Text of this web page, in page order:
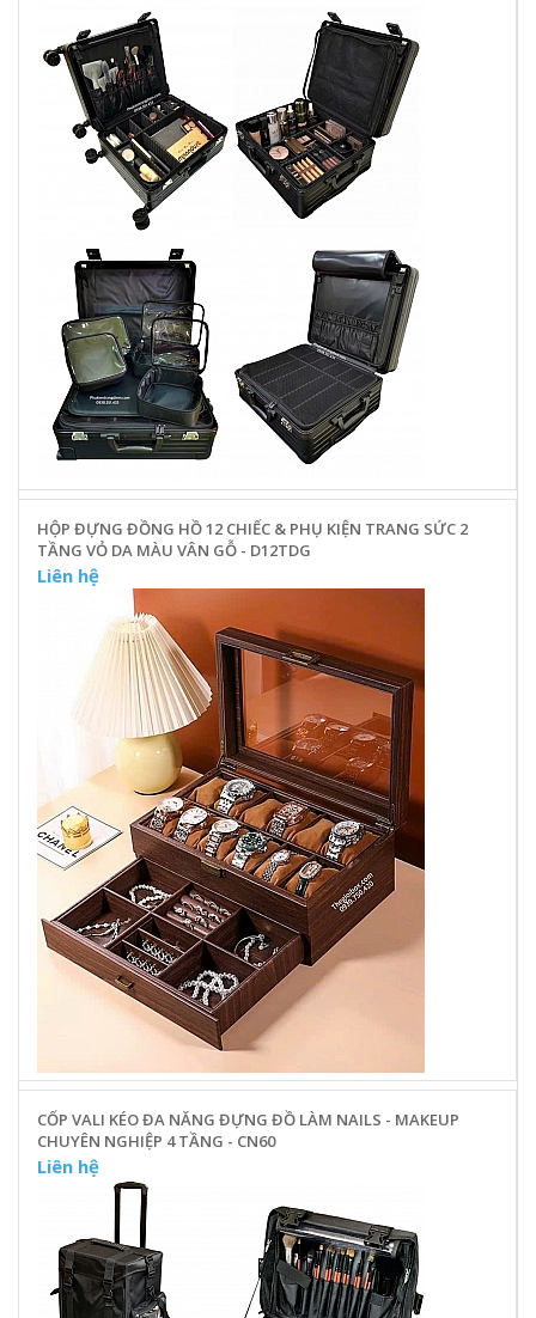
HỘP ĐỰNG ĐỒNG HỒ 12 CHIẾC & PHỤ KIỆN TRANG SỨC 2
TẦNG VỎ DA MÀU VÂN GỖ - D12TDG
Liên hệ
CỐP VALI KÉO ĐA NĂNG ĐỰNG ĐỒ LÀM NAILS - MAKEUP
CHUYÊN NGHIỆP 4 TẦNG - CN60
Liên hệ